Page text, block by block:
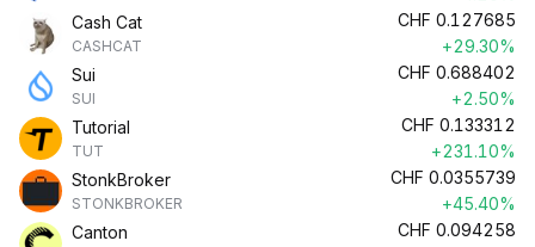
Cash Cat
CASHCAT
CHF 0.127685
+29.30%
Sui
SUI
CHF 0.688402
+2.50%
Tutorial
TUT
CHF 0.133312
+231.10%
StonkBroker
STONKBROKER
CHF 0.0355739
+45.40%
Canton
CHF 0.094258